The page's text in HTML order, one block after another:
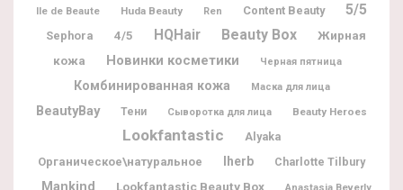
Ile de Beaute Huda Beauty Ren Content Beauty 5/5
Sephora 4/5 HQHair Beauty Box
Жирная
кожа
Новинки косметики Черная пятница
Комбинированная кожа Маска для лица
BeautyBay Тени Сыворотка для лица Beauty Heroes
Lookfantastic
Alyaka
Органическое\натуральное
Iherb Charlotte Tilbury
Lookfantastic Beauty Box